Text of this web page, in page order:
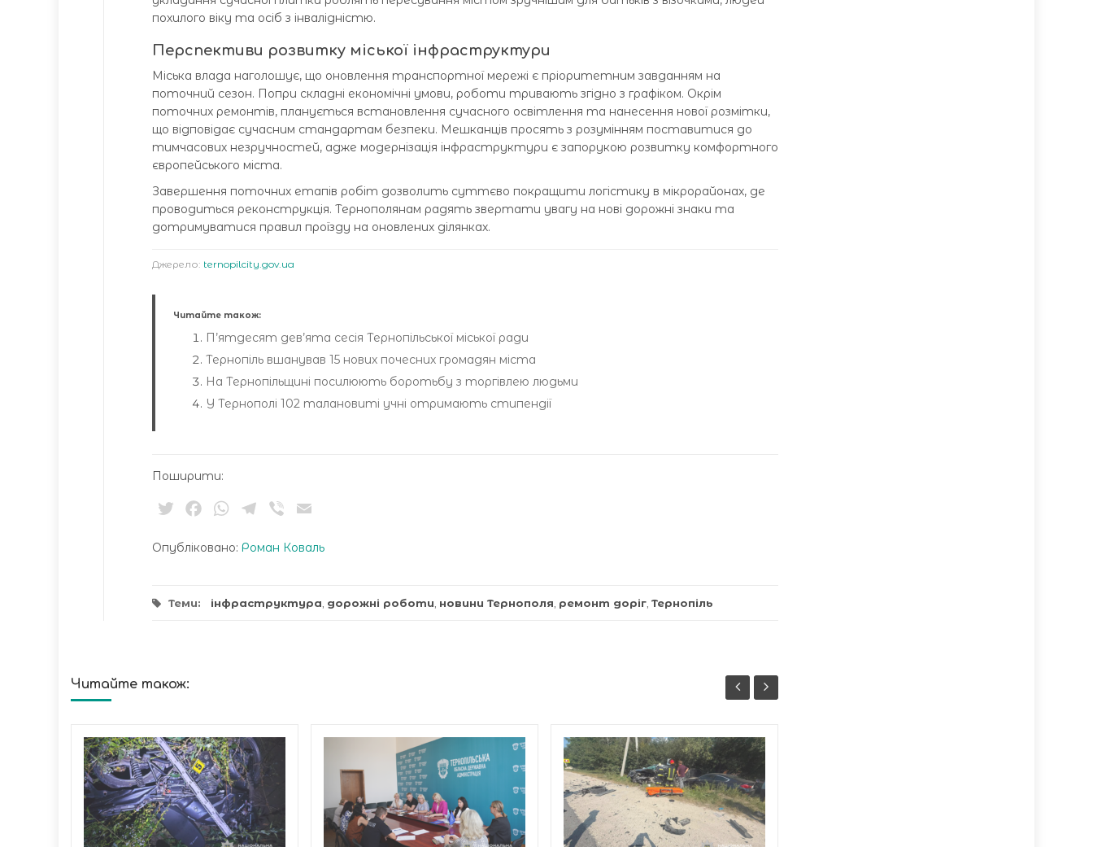
похилого віку та осіб з інвалідністю.
Перспективи розвитку міської інфраструктури
Міська влада наголошує, що оновлення транспортної мережі є пріоритетним завданням на
поточний сезон. Попри складні економічні умови, роботи тривають згідно з графіком. Окрім
поточних ремонтів, планується встановлення сучасного освітлення та нанесення нової розмітки,
що відповідає сучасним стандартам безпеки. Мешканців просять з розумінням поставитися до
тимчасових незручностей, адже модернізація інфраструктури є запорукою розвитку комфортного
європейського міста.
Завершення поточних етапів робіт дозволить суттєво покращити логістику в мікрорайонах, де
проводиться реконструкція. Тернополянам радять звертати увагу на нові дорожні знаки та
дотримуватися правил проїзду на оновлених ділянках.
Джерело: ternopilcity.gov.ua
Читайте також:
П’ятдесят дев’ята сесія Тернопільської міської ради
Тернопіль вшанував 15 нових почесних громадян міста
На Тернопільщині посилюють боротьбу з торгівлею людьми
У Тернополі 102 талановиті учні отримають стипендії
Поширити:
TwitterFacebookWhatsApp
Telegram
Viber
Опубліковано: Роман Коваль
Теми: інфраструктура, дорожні роботи, новини Тернополя, ремонт доріг, Тернопіль
Читайте також: